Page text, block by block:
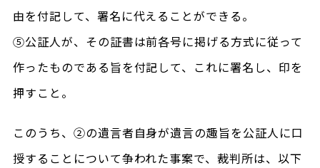
由を付記して、署名に代えることができる。
⑤公証人が、その証書は前各号に掲げる方式に従って
作ったものである旨を付記して、これに署名し、印を
押すこと。
このうち、②の遺言者自身が遺言の趣旨を公証人に口
授することについて争われた事案で、裁判所は、以下